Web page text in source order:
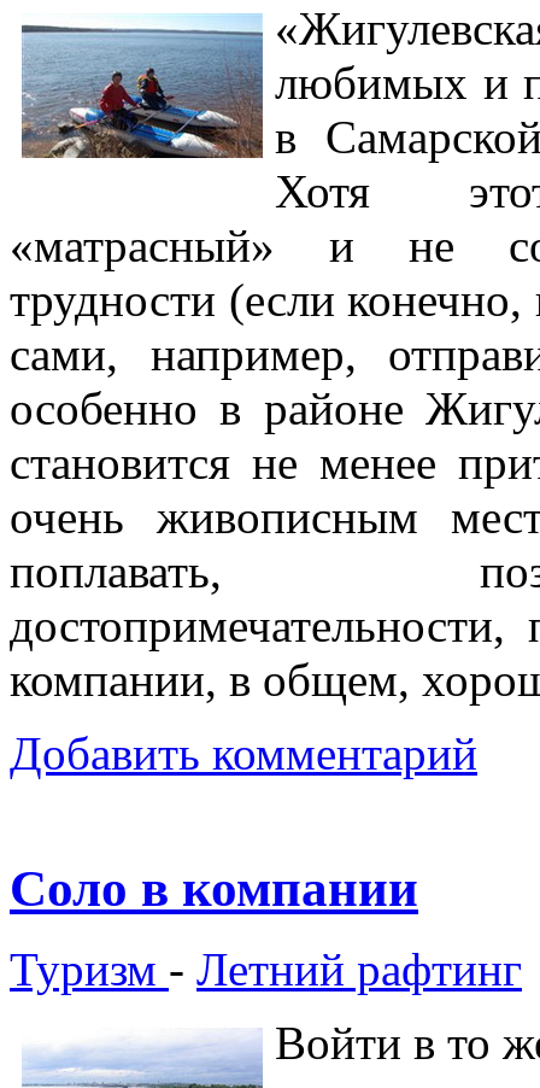
любимых и
в
Хотя
«матрасный» и не
трудности (если конечно,
сами, например,
особенно в районе
становится не менее
очень живописным
поплавать,
компании, в общем,
Добавить комментарий
Соло в компании
Туризм - Летний рафтинг
Войти в то